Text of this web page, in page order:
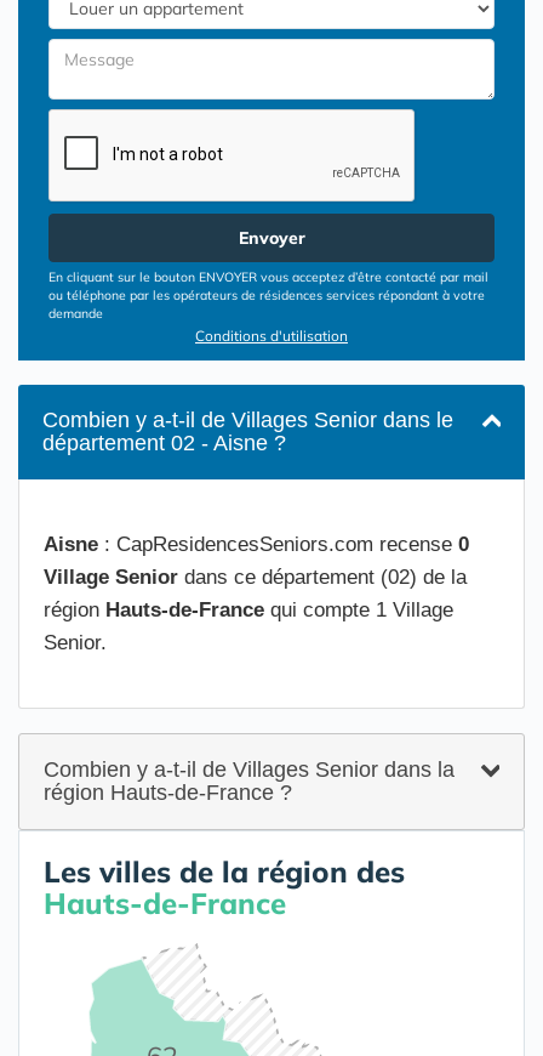
Envoyer
En cliquant sur le bouton ENVOYER vous acceptez d’être contacté par mail
ou téléphone par les opérateurs de résidences services répondant à votre
demande
Conditions d'utilisation
Combien y a-t-il de Villages Senior dans le
département 02 - Aisne ?
Aisne : CapResidencesSeniors.com recense 0
Village Senior dans ce département (02) de la
région Hauts-de-France qui compte 1 Village
Senior.
Combien y a-t-il de Villages Senior dans la
région Hauts-de-France ?
Les villes de la région des
Hauts-de-France